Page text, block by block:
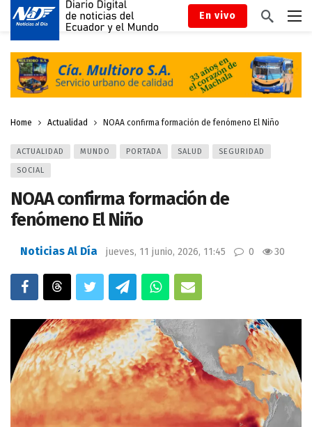
En vivo
Home Actualidad NOAA confirma formación de fenómeno El Niño
ACTUALIDAD MUNDO PORTADA SALUD SEGURIDAD
SOCIAL
NOAA confirma formación de
fenómeno El Niño
Noticias Al Día jueves, 11 junio, 2026, 11:45 0 30